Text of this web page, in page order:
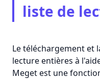
liste de
Le téléchargement et
lecture entières à
Meget est une